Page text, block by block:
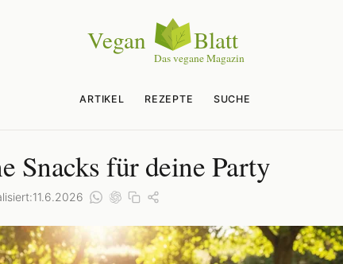
ARTIKEL REZEPTE SUCHE
Snacks für deine Party
11.6.2026